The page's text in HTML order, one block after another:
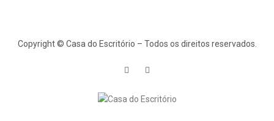
Copyright © Casa do Escritório – Todos os direitos reservados.